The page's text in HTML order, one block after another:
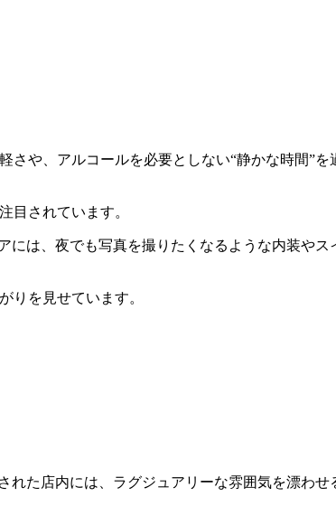
や、アルコールを必要としない“静かな時間”を
目されています。
には、夜でも写真を撮りたくなるような内装や
りを見せています。
た店内には、ラグジュアリーな雰囲気を漂わせ